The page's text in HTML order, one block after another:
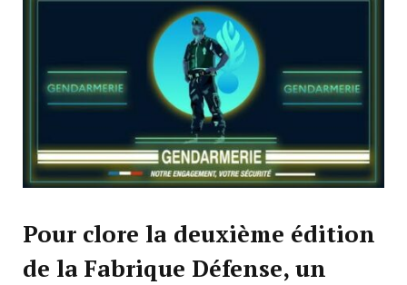
Pour clore la deuxième édition
de la Fabrique Défense, un